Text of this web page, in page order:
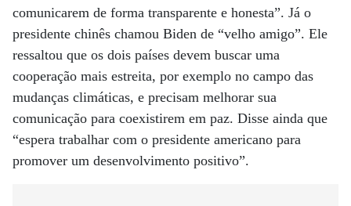
comunicarem de forma transparente e honesta”. Já o
presidente chinês chamou Biden de “velho amigo”. Ele
ressaltou que os dois países devem buscar uma
cooperação mais estreita, por exemplo no campo das
mudanças climáticas, e precisam melhorar sua
comunicação para coexistirem em paz. Disse ainda que
“espera trabalhar com o presidente americano para
promover um desenvolvimento positivo”.